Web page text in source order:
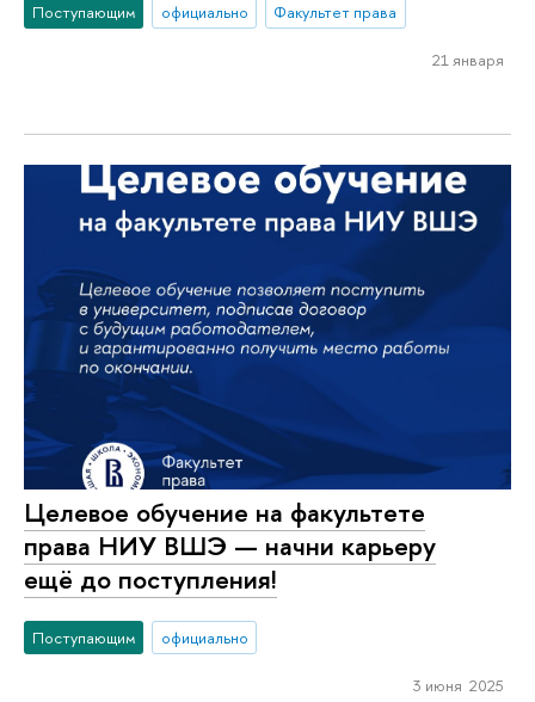
Поступающим официально Факультет права
21 января
Целевое обучение на факультете
права НИУ ВШЭ — начни карьеру
ещё до поступления!
Поступающим официально
3 июня 2025